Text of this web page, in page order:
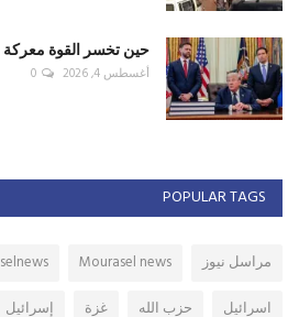
حين تخسر القوة معركة
أغسطس 4, 2026 0
POPULAR TAGS
مراسل نيوز Mourasel news
اسرائيل
حزب الله غزة إسرائيل